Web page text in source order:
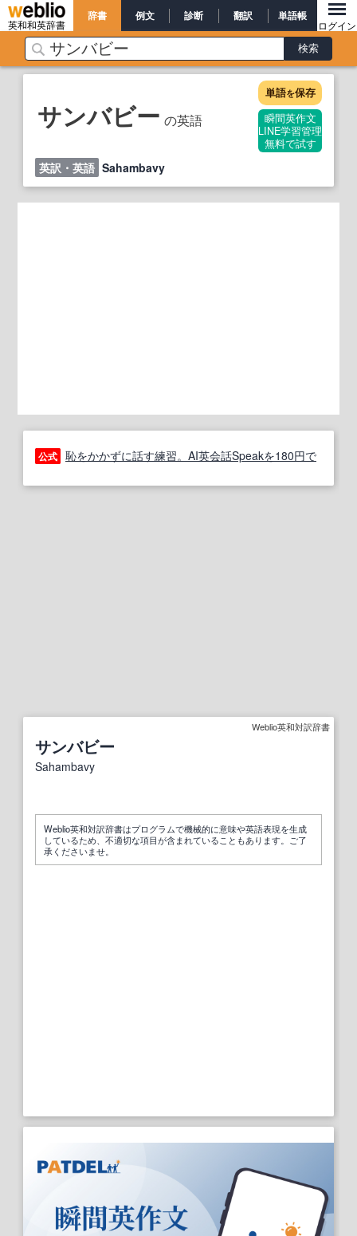
英和和英辞書
辞書 例文 診断 翻訳 単語帳
ログイン
サンバビー の英語
単語を保存
瞬間英作文
LINE学習管理
無料で試す
英訳・英語 Sahambavy
公式 恥をかかずに話す練習。AI英会話Speakを180円で
Weblio英和対訳辞書
サンバビー
Sahambavy
Weblio英和対訳辞書はプログラムで機械的に意味や英語表現を生成
しているため、不適切な項目が含まれていることもあります。ご了
承くださいませ。